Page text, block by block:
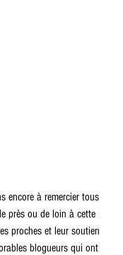
encore à remercier tous
près ou de loin à cette
proches et leur soutien
blogueurs qui ont